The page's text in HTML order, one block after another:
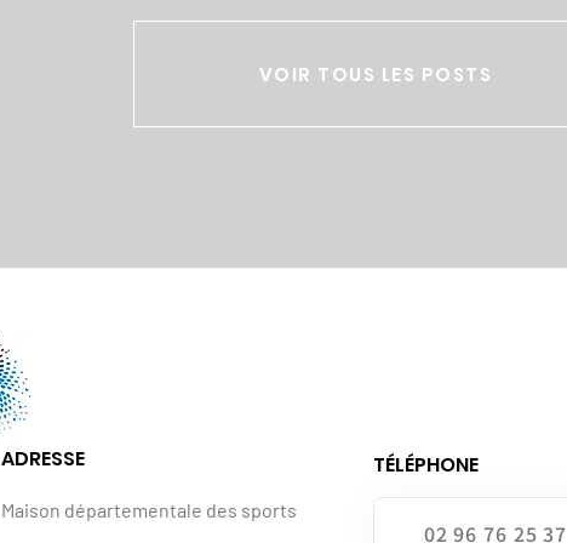
VOIR TOUS LES POSTS
ADRESSE
Maison départementale des sports
TÉLÉPHONE
02 96 76 25 37